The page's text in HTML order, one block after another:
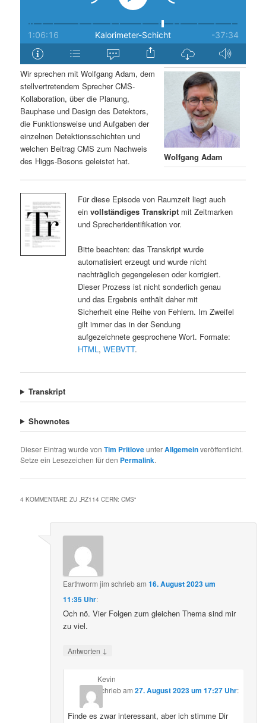
n
g
e
n
r
i
n
g
e
Wolfgang Adam
Wir sprechen mit Wolfgang Adam, dem
stellvertretendem Sprecher CMS-
Kollaboration, über die Planung,
Bauphase und Design des Detektors,
die Funktionsweise und Aufgaben der
einzelnen Detektionsschichten und
welchen Beitrag CMS zum Nachweis
des Higgs-Bosons geleistet hat.
Für diese Episode von Raumzeit liegt auch
ein vollständiges Transkriptmit Zeitmarken
und Sprecheridentifikation vor.
Bitte beachten: das Transkript wurde
automatisiert erzeugt und wurde nicht
nachträglich gegengelesen oder korrigiert.
Dieser Prozess ist nicht sonderlich genau
und das Ergebnis enthält daher mit
Sicherheit eine Reihe von Fehlern. Im Zweifel
gilt immer das in der Sendung
aufgezeichnete gesprochene Wort. Formate:
HTML, WEBVTT.
Transkript
Shownotes
Dieser Eintrag wurde vonTim PritloveunterAllgemeinveröffentlicht.
Setze ein Lesezeichen für den Permalink.
4 KOMMENTARE ZU „ RZ114 CERN: CMS“
Earthworm jim schriebam16. August 2023 um
11:35 Uhr:
Och nö. Vier Folgen zum gleichen Thema sind mir
zu viel.
Antworten ↓
Kevin
schriebam 27. August 2023 um 17:27 Uhr:
Finde es zwar interessant, aber ich stimme Dir